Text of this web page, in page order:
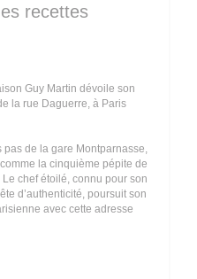
recettes
Guy Martin dévoile son
la rue Daguerre, à Paris
de la gare Montparnasse,
la cinquième pépite de
chef étoilé, connu pour son
d’authenticité, poursuit son
avec cette adresse
きます))